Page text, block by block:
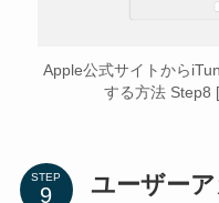
Apple公式サイトから
する方法 Step8
STEP
ユーザー